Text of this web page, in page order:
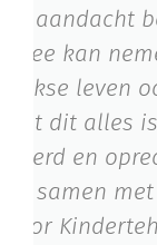
aandacht
mee kan
leven
dit alles
en
ik samen